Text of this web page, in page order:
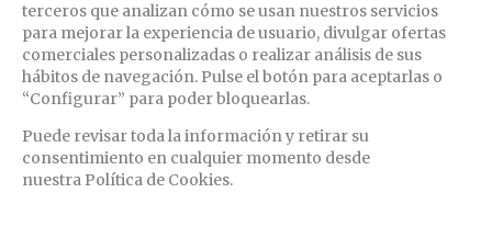
EN STOCK(8 ) AGOTADO
terceros que analizan cómo se usan nuestros servicios
para mejorar la experiencia de usuario, divulgar ofertas
comerciales personalizadas o realizar análisis de sus
hábitos de navegación. Pulse el botón para aceptarlas o
“Configurar” para poder bloquearlas.
Puede revisar toda la información y retirar su
consentimiento en cualquier momento desde
nuestra Política de Cookies.